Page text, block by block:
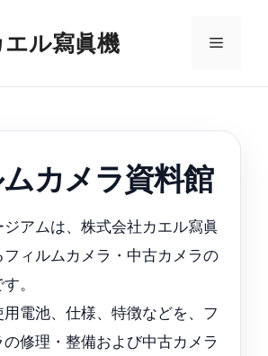
ル寫眞機 メ
カメラ資料館
ジアムは、株式会社カエル寫眞
ィルムカメラ・中古カメラの
。
電池、仕様、特徴などを、フ
の修理・整備および中古カメラ